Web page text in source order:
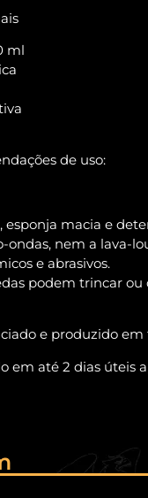
ml
de uso:
esponja macia e
ondas, nem a lava-
e abrasivos.
podem trincar
e produzido
em até 2 dias úteis